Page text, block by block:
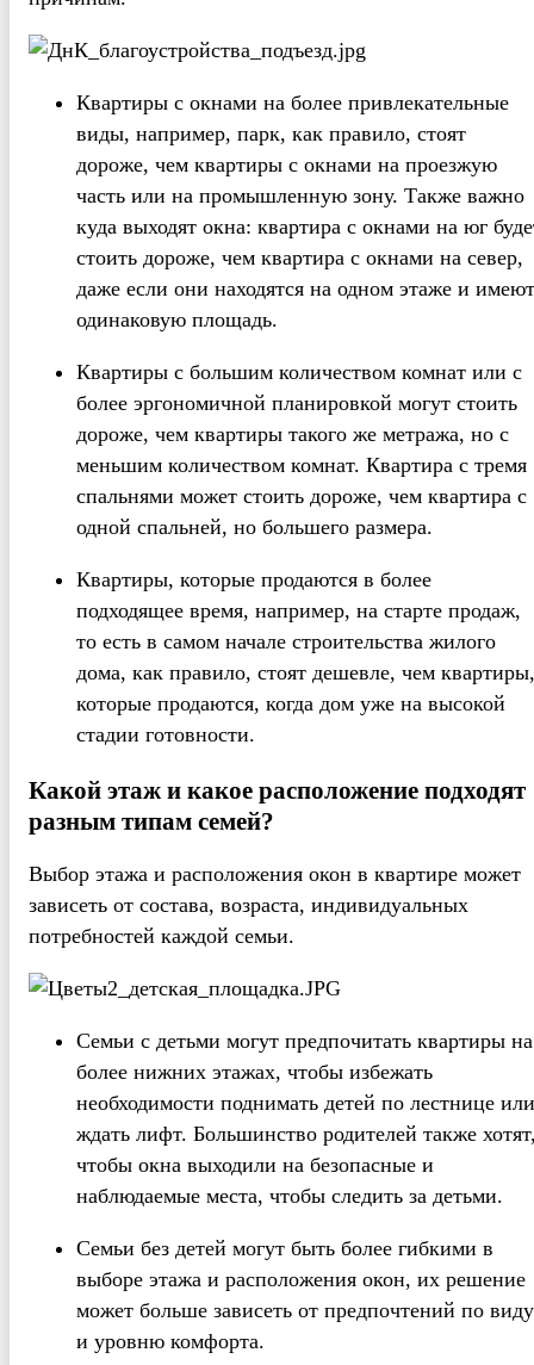
Квартиры с окнами на более привлекательные
виды, например, парк, как правило, стоят
дороже, чем квартиры с окнами на проезжую
часть или на промышленную зону. Также важно
куда выходят окна: квартира с окнами на юг
стоить дороже, чем квартира с окнами на север,
даже если они находятся на одном этаже и имеют
одинаковую площадь.
Квартиры с большим количеством комнат или с
более эргономичной планировкой могут стоить
дороже, чем квартиры такого же метража, но с
меньшим количеством комнат. Квартира с тремя
спальнями может стоить дороже, чем квартира с
одной спальней, но большего размера.
Квартиры, которые продаются в более
подходящее время, например, на старте продаж,
то есть в самом начале строительства жилого
дома, как правило, стоят дешевле, чем квартиры,
которые продаются, когда дом уже на высокой
стадии готовности.
Какой этаж и какое расположение подходят
разным типам семей?
Выбор этажа и расположения окон в квартире может
зависеть от состава, возраста, индивидуальных
потребностей каждой семьи.
Семьи с детьми могут предпочитать квартиры на
более нижних этажах, чтобы избежать
необходимости поднимать детей по лестнице или
ждать лифт. Большинство родителей также
чтобы окна выходили на безопасные и
наблюдаемые места, чтобы следить за детьми.
Семьи без детей могут быть более гибкими в
выборе этажа и расположения окон, их решение
может больше зависеть от предпочтений по виду
и уровню комфорта.